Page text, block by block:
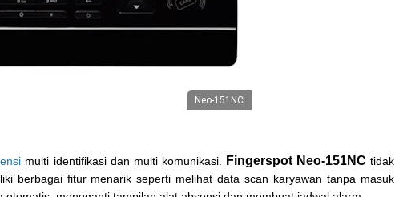
Neo-151NC
multi identifikasi dan multi komunikasi. Fingerspot Neo-151NC tidak
berbagai fitur menarik seperti melihat data scan karyawan tanpa masuk